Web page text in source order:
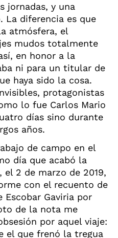
jornadas, y una
La diferencia es que
atmósfera, el
mudos totalmente
en honor a la
ni para un titular de
haya sido la cosa.
protagonistas
lo fue Carlos Mario
días sino durante
años.
de campo en el
día que acabó la
el 2 de marzo de 2019,
con el recuento de
Gaviria por
de la nota me
por aquel viaje:
el que frenó la tregua